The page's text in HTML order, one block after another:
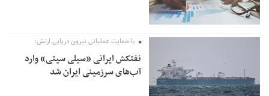
با حمایت عملیاتی نیروی دریایی ارتش؛
نفتکش ایرانی «سیلی سیتی» وارد
آب‌های سرزمینی ایران شد